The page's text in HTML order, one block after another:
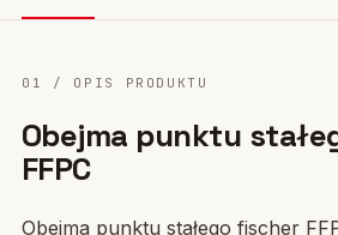
01 / OPIS PRODUKTU
Obejma punktu
FFPC
Obejma punktu stałego fischer